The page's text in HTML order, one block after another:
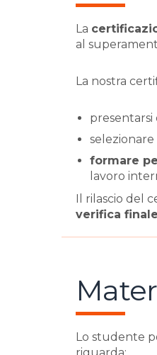
La
al
La nostra
presentarsi
formare
lavoro
Il rilascio del
verifica finale
Lo studente